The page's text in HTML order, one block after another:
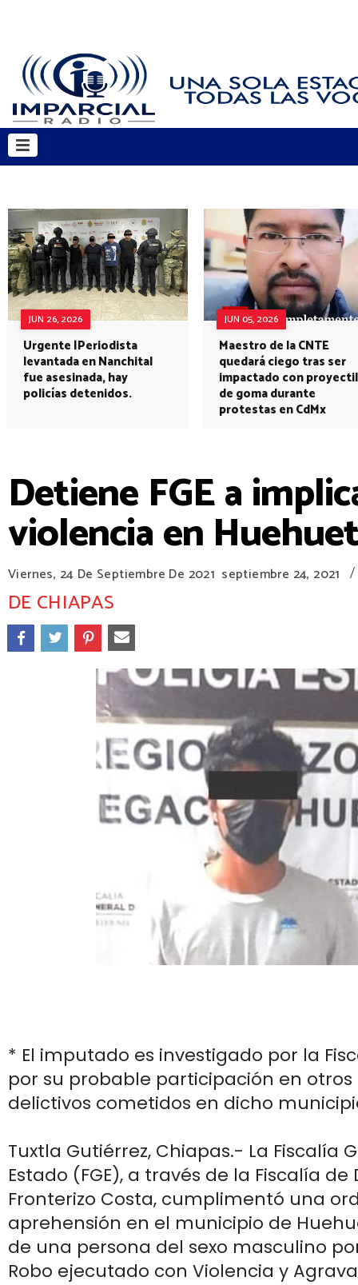
JUN 26, 2026
Urgente |Periodista
levantada en Nanchital
fue asesinada, hay
policías detenidos.
JUN 05, 2026
Maestro de la CNTE
quedará ciego tras ser
impactado con proyectil
de goma durante
protestas en CdMx
Detiene FGE a
violencia en
Viernes, 24 De Septiembre De 2021 septiembre 24, 2021 /
DE CHIAPAS
* El imputado es investigado por la
por su probable participación en otros
delictivos cometidos en dicho
Tuxtla Gutiérrez, Chiapas.- La Fiscalía
Estado (FGE), a través de la Fiscalía de
Fronterizo Costa, cumplimentó una
aprehensión en el municipio de
de una persona del sexo masculino
Robo ejecutado con Violencia y